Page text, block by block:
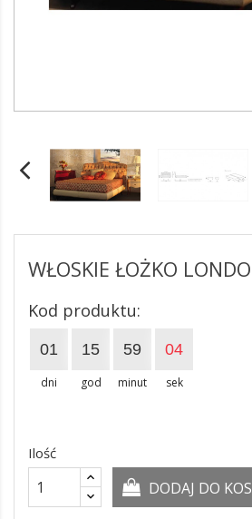
WŁOSKIE ŁOŻKO
Kod produktu:
01
dni
15
god
59
minut
03
sek
Ilość
DODAJ DO